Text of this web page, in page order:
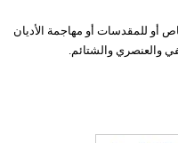
أو للمقدسات أو مهاجمة الأديان
والعنصري والشتائم.